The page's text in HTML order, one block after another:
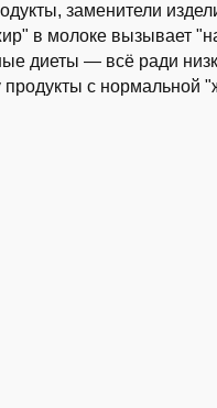
заменители
в молоке вызывает
диеты — всё ради
с нормальной